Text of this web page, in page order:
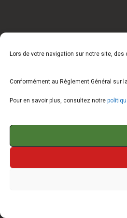
Lors de votre navigation sur notre site,
Conformément au Règlement Général sur
Pour en savoir plus, consultez notre